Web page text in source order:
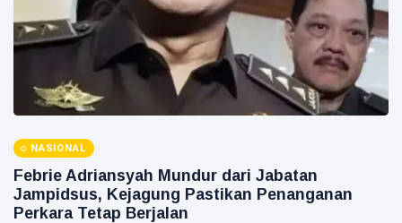
NASIONAL
Febrie Adriansyah Mundur dari Jabatan
Jampidsus, Kejagung Pastikan Penanganan
Perkara Tetap Berjalan